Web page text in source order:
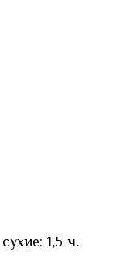
1,5 ч.